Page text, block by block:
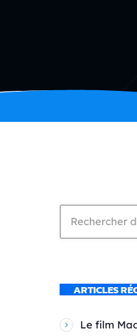
ARTICLES
Le film